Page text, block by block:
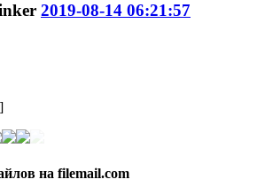
2019-08-14 06:21:57
]
на filemail.com